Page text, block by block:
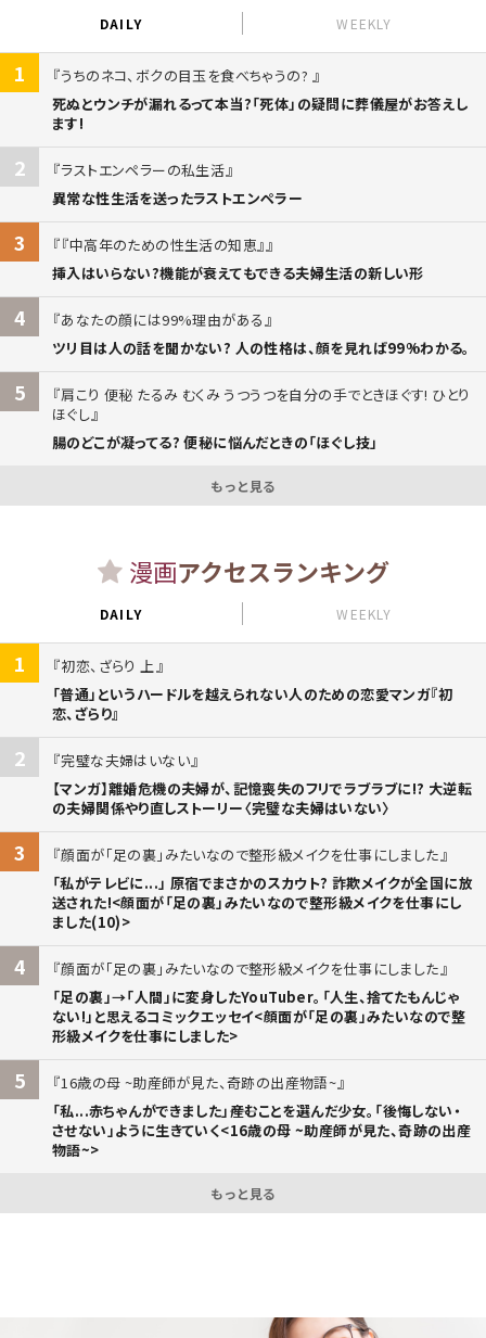
DAILY WEEKLY
1
うちのネコ、ボクの目玉を食べちゃうの?
死ぬとウンチが漏れるって本当?「死体」の疑問に葬儀屋がお答えし
ます!
2
ラストエンペラーの私生活
異常な性生活を送ったラストエンペラー
3
『中高年のための性生活の知恵』
挿入はいらない?機能が衰えてもできる夫婦生活の新しい形
4
あなたの顔には99%理由がある
ツリ目は人の話を聞かない? 人の性格は、顔を見れば99%わかる。
5
肩こり 便秘 たるみ むくみ うつうつを自分の手でときほぐす! ひとり
ほぐし
腸のどこが凝ってる? 便秘に悩んだときの「ほぐし技」
もっと見る
漫画アクセスランキング
DAILY WEEKLY
1
初恋、ざらり 上
「普通」というハードルを越えられない人のための恋愛マンガ『初
恋、ざらり』
2
完璧な夫婦はいない
【マンガ】離婚危機の夫婦が、記憶喪失のフリでラブラブに!? 大逆転
の夫婦関係やり直しストーリー〈完璧な夫婦はいない〉
3
顔面が「足の裏」みたいなので整形級メイクを仕事にしました
「私がテレビに...」 原宿でまさかのスカウト? 詐欺メイクが全国に放
送された!<顔面が「足の裏」みたいなので整形級メイクを仕事にし
ました(10)>
4
顔面が「足の裏」みたいなので整形級メイクを仕事にしました
「足の裏」→「人間」に変身したYouTuber。「人生、捨てたもんじゃ
ない!」と思えるコミックエッセイ<顔面が「足の裏」みたいなので整
形級メイクを仕事にしました>
5
16歳の母 ~助産師が見た、奇跡の出産物語~
「私...赤ちゃんができました」――産むことを選んだ少女。「後悔しない・
させない」ように生きていく<16歳の母 ~助産師が見た、奇跡の出産
物語~>
もっと見る